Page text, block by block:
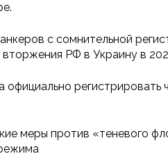
с сомнительной
РФ в Украину в
меры против «теневого